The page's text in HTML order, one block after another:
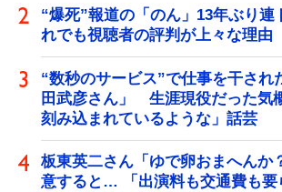
“爆死”報道の「のん」13年ぶり
れでも視聴者の評判が上々な理由
“数秒のサービス”で仕事を干され
田武彦さん」 生涯現役だった気
刻み込まれているような」話芸
板東英二さん「ゆで卵おまへんか
意すると… 「出演料も交通費も要